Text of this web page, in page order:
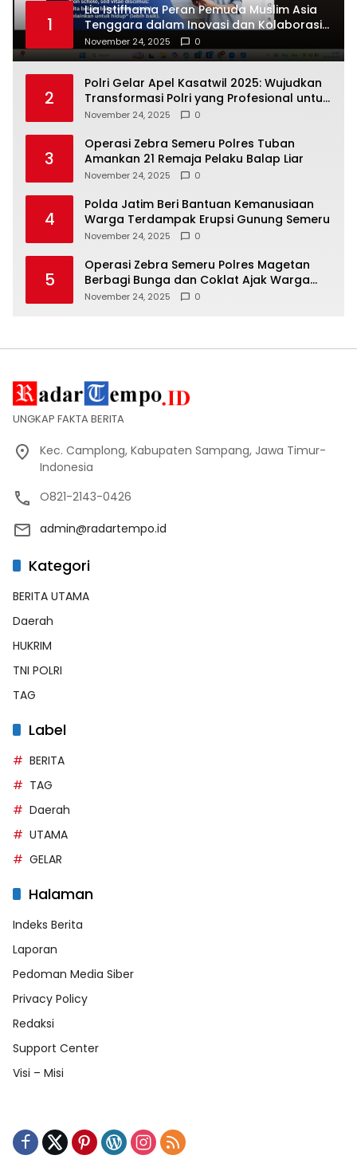
1
Lia Istifhama Peran Pemuda Muslim Asia
Tenggara dalam Inovasi dan Kolaborasi
Internasional
November 24, 2025 0
2
Polri Gelar Apel Kasatwil 2025: Wujudkan
Transformasi Polri yang Profesional untuk
Masyarakat
November 24, 2025 0
3
Operasi Zebra Semeru Polres Tuban
Amankan 21 Remaja Pelaku Balap Liar
November 24, 2025 0
4
Polda Jatim Beri Bantuan Kemanusiaan
Warga Terdampak Erupsi Gunung Semeru
November 24, 2025 0
5
Operasi Zebra Semeru Polres Magetan
Berbagi Bunga dan Coklat Ajak Warga
Tertib Lalin
November 24, 2025 0
UNGKAP FAKTA BERITA
Kec. Camplong, Kabupaten Sampang, Jawa Timur-
Indonesia
O821-2143-0426
admin@radartempo.id
Kategori
BERITA UTAMA
Daerah
HUKRIM
TNI POLRI
TAG
Label
BERITA
TAG
Daerah
UTAMA
GELAR
Halaman
Indeks Berita
Laporan
Pedoman Media Siber
Privacy Policy
Redaksi
Support Center
Visi – Misi